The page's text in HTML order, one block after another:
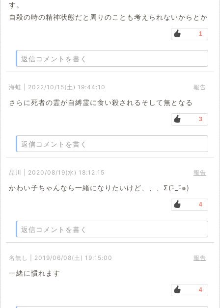
す。
自殺の時の精神状態だと周りのことも考えられないからとか
1
返信コメントを書く
海蛙 | 2022/10/15(土) 19:44:10 報告
さらに死者の霊が自縛霊に食い殺されるそして無となる
3
返信コメントを書く
品川 | 2020/08/19(水) 18:12:15 報告
かわい子ちゃんなら一緒になりたいけど、、、Σ(-᷅_-᷄๑)
4
返信コメントを書く
名無し | 2019/06/08(土) 19:15:00 報告
一緒に慣れます
4